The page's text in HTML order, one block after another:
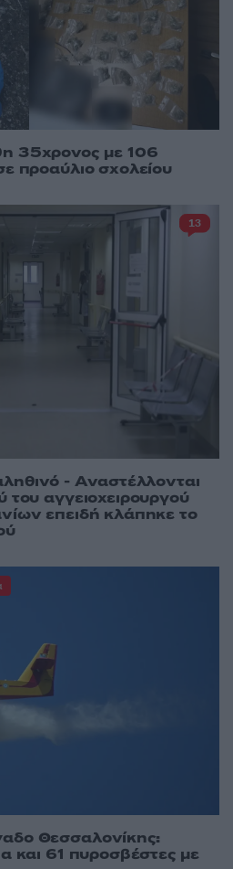
35χρονος με 106
προαύλιο σχολείου
- Aναστέλλονται
του αγγειοχειρουργού
επειδή κλάπηκε το
13
Θεσσαλονίκης:
και 61 πυροσβέστες με